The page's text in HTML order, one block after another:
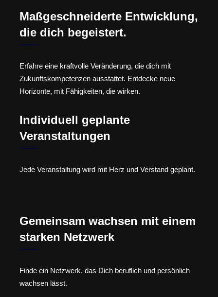
Maßgeschneiderte Entwicklung,
die dich begeistert.
Erfahre eine kraftvolle Veränderung, die dich mit
Zukunftskompetenzen ausstattet. Entdecke neue
Horizonte, mit Fähigkeiten, die wirken.
Individuell geplante
Veranstaltungen
Jede Veranstaltung wird mit Herz und Verstand geplant.
Gemeinsam wachsen mit einem
starken Netzwerk
Finde ein Netzwerk, das Dich beruflich und persönlich
wachsen lässt.